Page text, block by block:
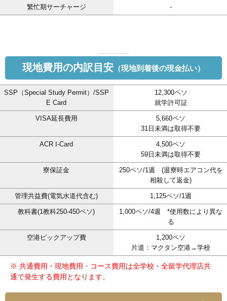
繁忙期サーチャージ -
現地費用の内訳目安 （現地到着後の現金払い）
SSP（Special Study Permit）/SSP
E Card
12,300ペソ
就学許可証
VISA延長費用
5,660ペソ
31日未満は取得不要
ACR I-Card
4,500ペソ
59日未満は取得不要
寮保証金
250ペソ/1週 (退寮時エアコン代を
相殺して返金)
管理共益費(電気水道代含む) 1,125ペソ/1週
教科書(1教科250-450ペソ)
1,000ペソ/4週 *使用数により異な
る
空港ピックアップ費
1,200ペソ
片道：マクタン空港→学校
※ 共通費用・現地費用・コース費用は全学校・全留学代理店共
通で発生する費用となります。